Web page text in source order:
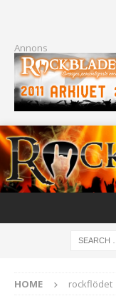
Annons
HOME rockflödet